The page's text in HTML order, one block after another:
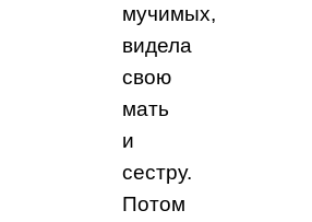
мучимых,
видела
свою
мать
и
сестру.
Потом